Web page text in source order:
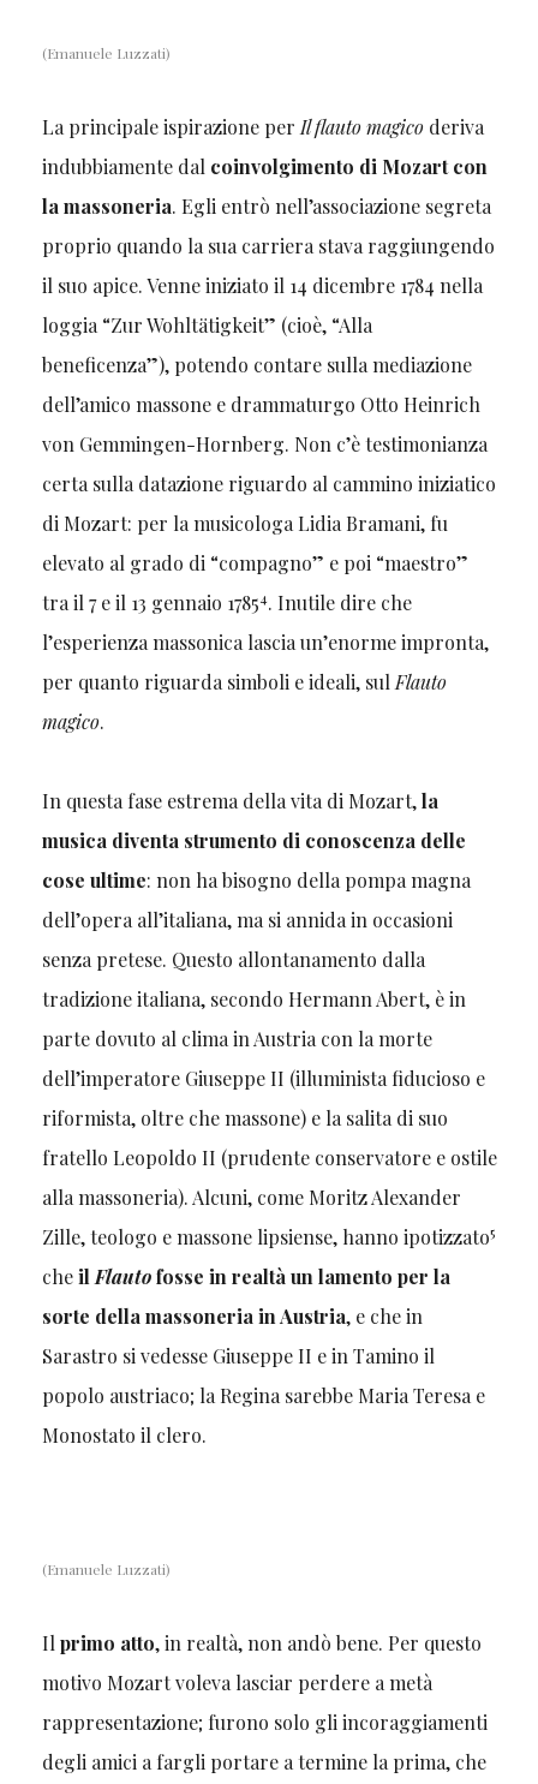
(Emanuele Luzzati)
La principale ispirazione per Il flauto magicoderiva
indubbiamente dal coinvolgimento di Mozart con
la massoneria. Egli entrò nell’associazione segreta
proprio quando la sua carriera stava raggiungendo
il suo apice. Venne iniziato il 14 dicembre 1784 nella
loggia “Zur Wohltätigkeit” (cioè, “Alla
beneficenza”), potendo contare sulla mediazione
dell’amico massone e drammaturgo Otto Heinrich
von Gemmingen-Hornberg. Non c’è testimonianza
certa sulla datazione riguardo al cammino iniziatico
di Mozart: per la musicologa Lidia Bramani, fu
elevato al grado di “compagno” e poi “maestro”
tra il 7 e il 13 gennaio 17854. Inutile dire che
l’esperienza massonica lascia un’enorme impronta,
per quanto riguarda simboli e ideali, sul Flauto
magico.
In questa fase estrema della vita di Mozart,la
musica diventa strumento di conoscenza delle
cose ultime: non ha bisogno della pompa magna
dell’opera all’italiana, ma si annida in occasioni
senza pretese. Questo allontanamento dalla
tradizione italiana, secondo Hermann Abert, è in
parte dovuto al clima in Austria con la morte
dell’imperatore Giuseppe II (illuminista fiducioso e
riformista, oltre che massone) e la salita di suo
fratello Leopoldo II (prudente conservatore e ostile
alla massoneria). Alcuni, come Moritz Alexander
Zille, teologo e massone lipsiense, hanno ipotizzato5
cheil Flautofosse in realtà un lamento per la
sorte della massoneria in Austria, e che in
Sarastro si vedesse Giuseppe II e in Tamino il
popolo austriaco; la Regina sarebbe Maria Teresa e
Monostato il clero.
(Emanuele Luzzati)
Il primo atto, in realtà, non andò bene. Per questo
motivo Mozart voleva lasciar perdere a metà
rappresentazione; furono solo gli incoraggiamenti
degli amici a fargli portare a termine la prima, che